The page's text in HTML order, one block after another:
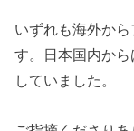
いずれも海外か
す。日本国内か
していました。